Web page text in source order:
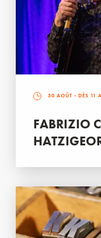
30 AOÛT - DÈS 11
FABRIZIO